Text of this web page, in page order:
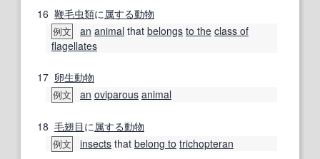
16 鞭毛虫類に 属する動物
例文 an animal that belongs to the class of
flagellates
17 卵生動物
例文 an oviparous animal
18 毛翅目に 属する動物
例文 insects that belong to trichopteran